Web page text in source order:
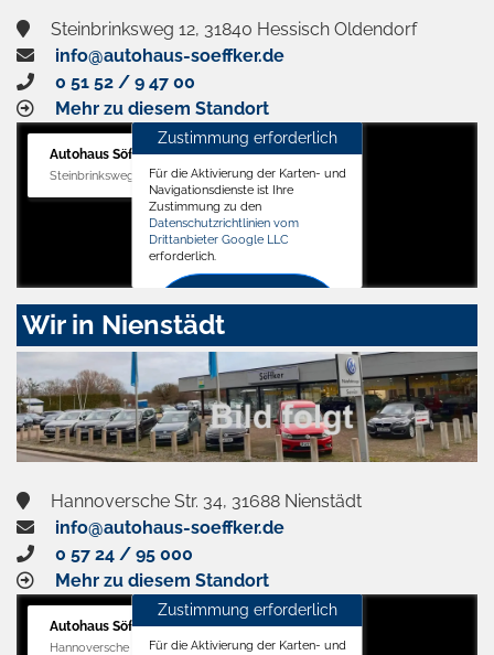
Steinbrinksweg 12, 31840 Hessisch Oldendorf
info@autohaus-soeffker.de
0 51 52 / 9 47 00
Mehr zu diesem Standort
Autohaus Söffker GmbH
Steinbrinksweg 12, 31840 Hessisch Oldendorf
Zustimmung erforderlich
Für die Aktivierung der Karten- und
Navigationsdienste ist Ihre
Zustimmung zu den
Datenschutzrichtlinien vom
Drittanbieter Google LLC
erforderlich.
Zustimmen
aktivieren
Wir in Nienstädt
Hannoversche Str. 34, 31688 Nienstädt
info@autohaus-soeffker.de
0 57 24 / 95 000
Mehr zu diesem Standort
Autohaus Söffker GmbH
Hannoversche Str. 34, 31688 Nienstädt
Zustimmung erforderlich
Für die Aktivierung der Karten- und